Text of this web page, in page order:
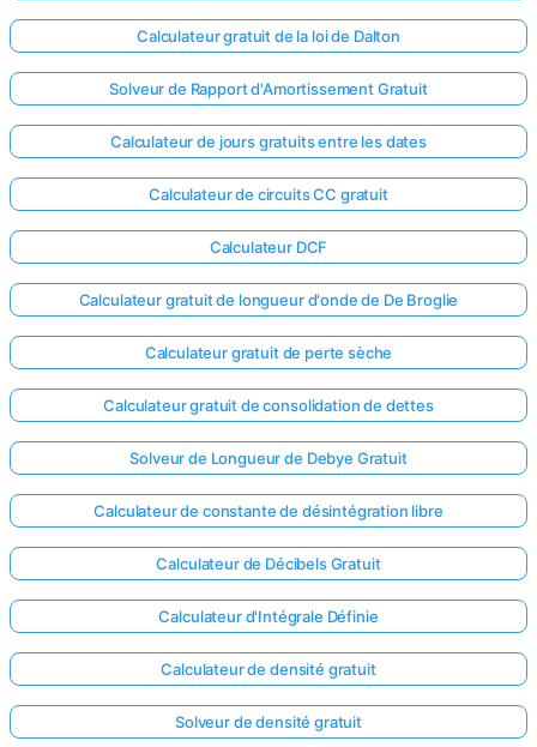
Calculateur gratuit de la loi de Dalton
Solveur de Rapport d'Amortissement Gratuit
Calculateur de jours gratuits entre les dates
Calculateur de circuits CC gratuit
Calculateur DCF
Calculateur gratuit de longueur d'onde de De Broglie
Calculateur gratuit de perte sèche
Calculateur gratuit de consolidation de dettes
Solveur de Longueur de Debye Gratuit
Calculateur de constante de désintégration libre
Calculateur de Décibels Gratuit
Calculateur d'Intégrale Définie
Calculateur de densité gratuit
Solveur de densité gratuit